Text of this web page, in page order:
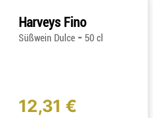
Harveys Fino
Süßwein Dulce - 50 cl
12,31 €